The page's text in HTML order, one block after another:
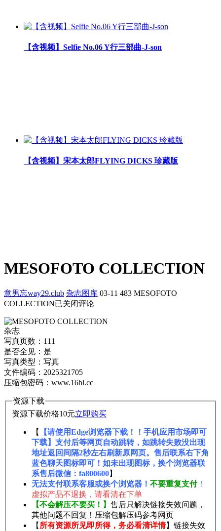
【含视频】Selfie No.06 Y行三部曲-J-son
【含视频】宋本太郎FLYING DICKS 珍藏版
MESOFOTO COLLECTION
意男忘way29.club 杂志图库 03-11 483 MESOFOTO
COLLECTION已关闭评论
杂志
写真页数：111
是否全见：是
写真类型：写真
文件编码：2025321705
压缩包密码：www.16bl.cc
资源下载
资源下载价格10元立即购买
【
【请使用Edge浏览器下载！！手机应用市场即可
下载】支付后等网页自动跳转，如跳转失败没出现
地址返回间隔2秒左右刷新原网页。售后联系右下角
蓝色聊天图标即可！如未出现图标，换个浏览器联
系售后微信：fa800600】
无法支付联系客服或换个浏览器！ 不要重复支付！
虚拟产品不退换，请看清在下单
【不会解压不要买！】 售后只解决链接失效问题，
其他问题不回复！压缩包解压码参考网页
【 所有资源所见即所得，务必看清详情】链接失效